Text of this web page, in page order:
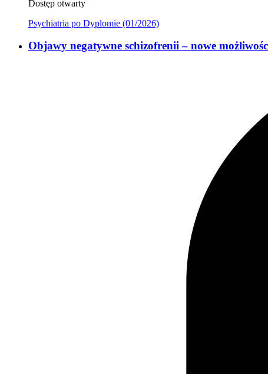
Dostęp otwarty
Psychiatria po Dyplomie (01/2026)
Objawy negatywne schizofrenii – nowe